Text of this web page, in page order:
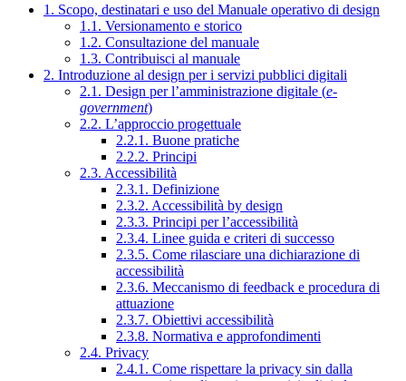
1. Scopo, destinatari e uso del Manuale operativo di design
1.1. Versionamento e storico
1.2. Consultazione del manuale
1.3. Contribuisci al manuale
2. Introduzione al design per i servizi pubblici digitali
2.1. Design per l’amministrazione digitale (e-
government)
2.2. L’approccio progettuale
2.2.1. Buone pratiche
2.2.2. Principi
2.3. Accessibilità
2.3.1. Definizione
2.3.2. Accessibilità by design
2.3.3. Principi per l’accessibilità
2.3.4. Linee guida e criteri di successo
2.3.5. Come rilasciare una dichiarazione di
accessibilità
2.3.6. Meccanismo di feedback e procedura di
attuazione
2.3.7. Obiettivi accessibilità
2.3.8. Normativa e approfondimenti
2.4. Privacy
2.4.1. Come rispettare la privacy sin dalla